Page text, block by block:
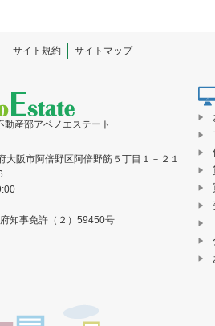
サイト規約 サイトマップ
動産部アベノエステート
阪市阿倍野区阿倍野筋５丁目１－２１
知事免許（２）59450号